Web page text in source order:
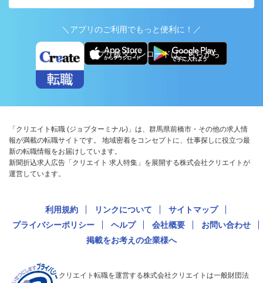
＼アプリのご利用でもっと便利に！／
アプリ版ダウンロードはこちらから
「クリエイト転職 (ジョブターミナル)」は、群馬県前橋市・その他の求人情
報が満載の転職サイトです。 地域密着をコンセプトに、仕事探しに役立つ最
新の転職情報をお届けしています。
新聞折込求人広告「クリエイト 求人特集」を展開する株式会社クリエイトが
運営しています。
利用規約 リンクについて
サイトマップ
プライバシーポリシー
ヘルプ 会社概要
お問い合わせ
掲載をお考えの企業様へ
クリエイト転職を運営する株式会社クリエイトは一般財団法